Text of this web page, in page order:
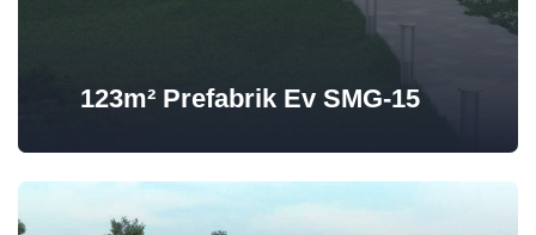
123m² Prefabrik Ev SMG-15